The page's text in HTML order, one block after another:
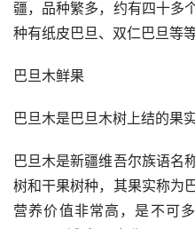
疆，品种繁多，约有四十多
种有纸皮巴旦、双仁巴旦等等
巴旦木鲜果
巴旦木是巴旦木树上结的果
巴旦木是新疆维吾尔族语名
树和干果树种，其果实称为
营养价值非常高，是不可